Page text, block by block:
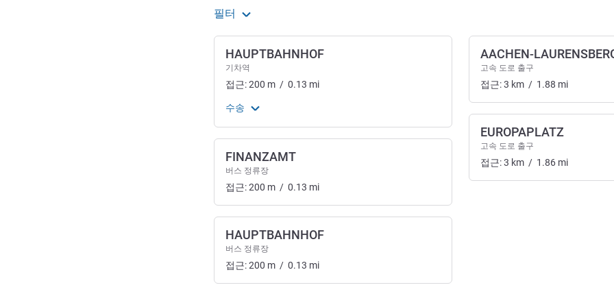
필터
HAUPTBAHNHOF
기차역
접근:200 m / 0.13 mi
수송
FINANZAMT
버스 정류장
접근:200 m / 0.13 mi
HAUPTBAHNHOF
버스 정류장
접근:200 m / 0.13 mi
AACHEN-
고속 도로 출구
접근:3 km / 1.88 mi
EUROPAPLATZ
고속 도로 출구
접근:3 km / 1.86 mi